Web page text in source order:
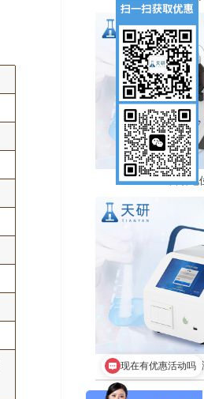
全自动电
车间洁净度检
可以介绍下你们的产品么
现在有优惠活动吗